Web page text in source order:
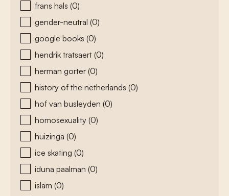
frans hals (0)
gender-neutral (0)
google books (0)
hendrik tratsaert (0)
herman gorter (0)
history of the netherlands (0)
hof van busleyden (0)
homosexuality (0)
huizinga (0)
ice skating (0)
iduna paalman (0)
islam (0)